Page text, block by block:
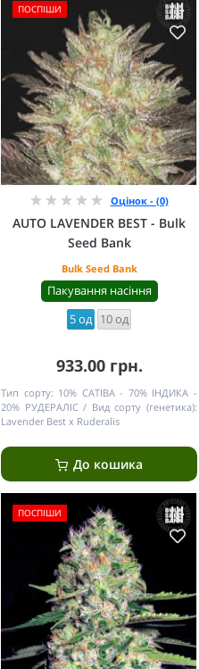
ПОСПІШИ
Оцінок - (0)
AUTO LAVENDER BEST - Bulk
Seed Bank
Bulk Seed Bank
Пакування насіння
5 од 10 од
933.00 грн.
Тип сорту: 10% САТІВА - 70% ІНДИКА -
20% РУДЕРАЛІС
Вид сорту (генетика):
Lavender Best x Ruderalis
До кошика
ПОСПІШИ